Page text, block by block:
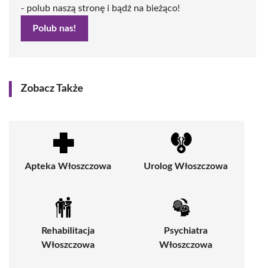
- polub naszą stronę i bądź na bieżąco!
Polub nas!
Zobacz Także
Apteka Włoszczowa Urolog Włoszczowa
Rehabilitacja
Włoszczowa
Psychiatra
Włoszczowa